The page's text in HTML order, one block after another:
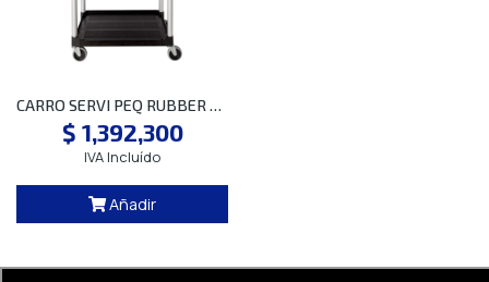
CARRO SERVI PEQ RUBBER FG342488 BLACK NR
$ 1,392,300
IVA Incluído
Añadir